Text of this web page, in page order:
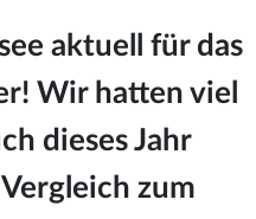
aktuell für das
Wir hatten viel
dieses Jahr
zum